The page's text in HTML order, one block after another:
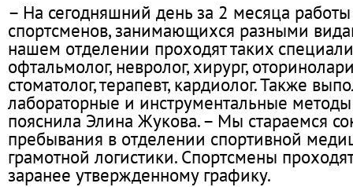
– На сегодняшний день за 2 месяца
спортсменов, занимающихся разными
нашем отделении проходят таких
офтальмолог, невролог, хирург,
стоматолог, терапевт, кардиолог. Также
лабораторные и инструментальные
пояснила Элина Жукова. – Мы стараемся
пребывания в отделении спортивной
грамотной логистики. Спортсмены
заранее утвержденному графику.